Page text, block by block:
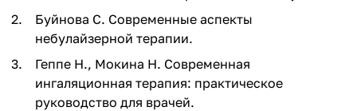
Буйнова С. Современные аспекты
небулайзерной терапии.
Геппе Н., Мокина Н. Современная
ингаляционная терапия: практическое
руководство для врачей.